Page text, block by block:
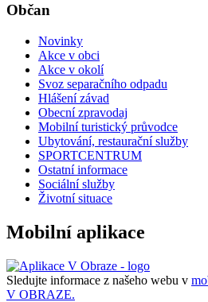
Občan
Novinky
Akce v obci
Akce v okolí
Svoz separačního odpadu
Hlášení závad
Obecní zpravodaj
Mobilní turistický průvodce
Ubytování, restaurační služby
SPORTCENTRUM
Ostatní informace
Sociální služby
Životní situace
Mobilní aplikace
Sledujte informace z našeho webu v
V OBRAZE.